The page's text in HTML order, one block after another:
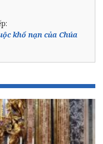
khổ nạn của Chúa